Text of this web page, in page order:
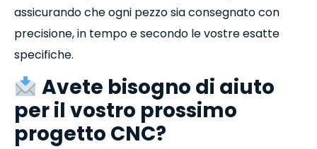
assicurando che ogni pezzo sia consegnato con
precisione, in tempo e secondo le vostre esatte
specifiche.
Avete bisogno di aiuto
per il vostro prossimo
progetto CNC?